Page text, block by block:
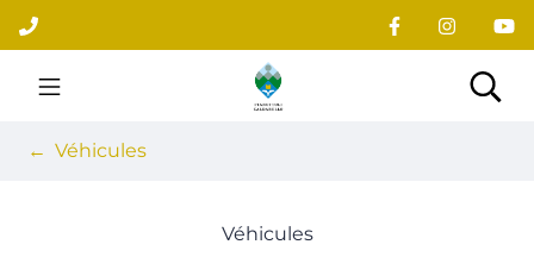
Aller
au
contenu
Site officiel du village
Véhicules
Véhicules